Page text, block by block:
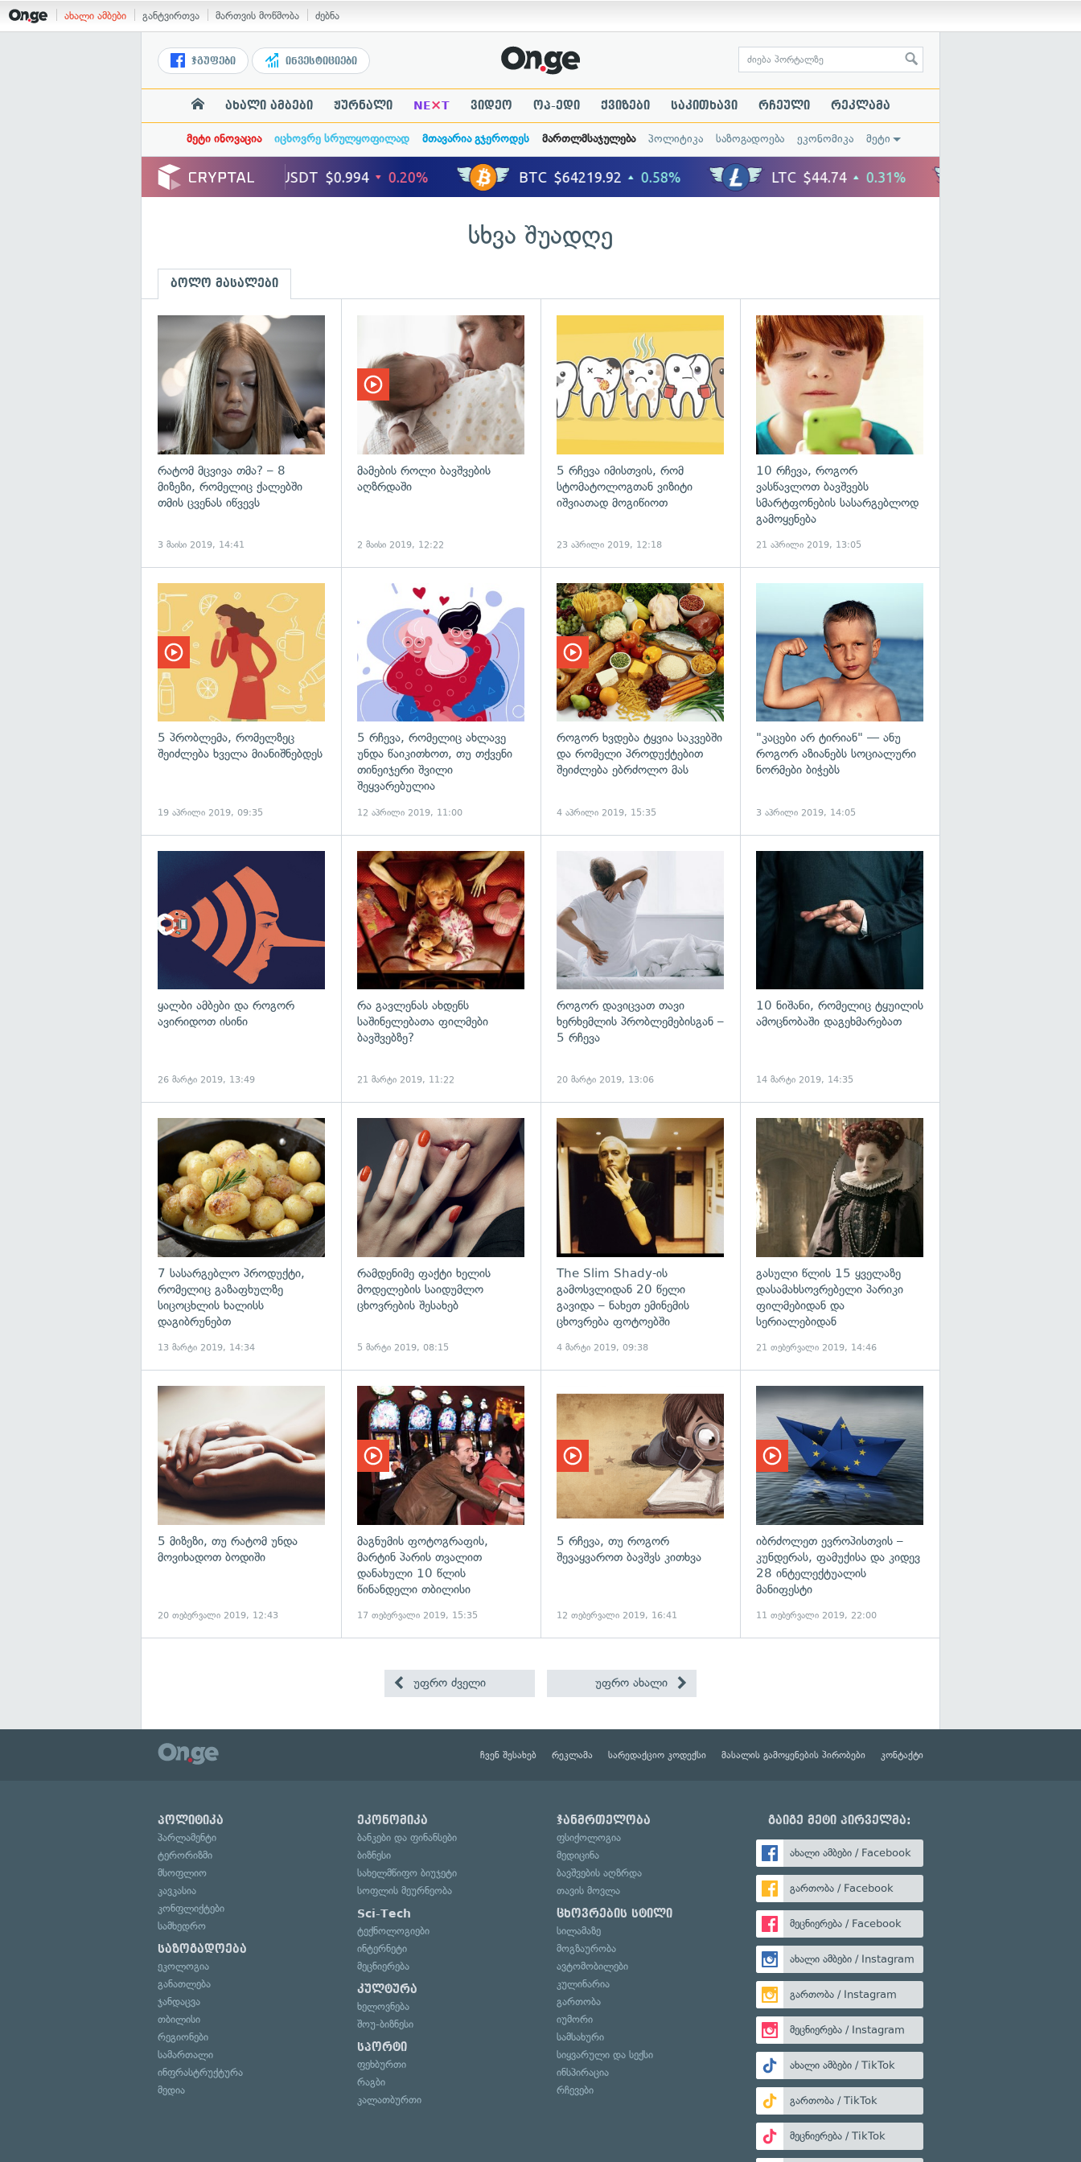
ახალი ამბები განტვირთვა მართვის მოწმობა ძებნა
ჯგუფები ინვესტიციები
ახალი ამბები ჟურნალი NE×T ვიდეო ოპ-ედი ქვიზები საკითხავი რჩეული რეკლამა
მეტი ინოვაცია იცხოვრე სრულყოფილად მთავარია გჯეროდეს მართლმსაჯულება პოლიტიკა საზოგადოება ეკონომიკა მეტი
სხვა შუადღე
ბოლო მასალები
რატომ მცვივა თმა? – 8
მიზეზი, რომელიც ქალებში
თმის ცვენას იწვევს
3 მაისი 2019, 14:41
მამების როლი ბავშვების
აღზრდაში
2 მაისი 2019, 12:22
5 რჩევა იმისთვის, რომ
სტომატოლოგთან ვიზიტი
იშვიათად მოგიწიოთ
23 აპრილი 2019, 12:18
10 რჩევა, როგორ
ვასწავლოთ ბავშვებს
სმარტფონების სასარგებლოდ
გამოყენება
21 აპრილი 2019, 13:05
5 პრობლემა, რომელზეც
შეიძლება ხველა მიანიშნებდეს
19 აპრილი 2019, 09:35
გადახედვა
5 რჩევა, რომელიც ახლავე
უნდა წაიკითხოთ, თუ თქვენი
თინეიჯერი შვილი
შეყვარებულია
12 აპრილი 2019, 11:00
როგორ ხვდება ტყვია საკვებში
და რომელი პროდუქტებით
შეიძლება ებრძოლო მას
4 აპრილი 2019, 15:35
"კაცები არ ტირიან" — ანუ
როგორ აზიანებს სოციალური
ნორმები ბიჭებს
3 აპრილი 2019, 14:05
გადახედვა
ყალბი ამბები და როგორ
ავირიდოთ ისინი
26 მარტი 2019, 13:49
გადახედვა
რა გავლენას ახდენს
საშინელებათა ფილმები
ბავშვებზე?
21 მარტი 2019, 11:22
როგორ დავიცვათ თავი
ხერხემლის პრობლემებისგან –
5 რჩევა
20 მარტი 2019, 13:06
10 ნიშანი, რომელიც ტყუილის
ამოცნობაში დაგეხმარებათ
14 მარტი 2019, 14:35
გადახედვა
7 სასარგებლო პროდუქტი,
რომელიც გაზაფხულზე
სიცოცხლის ხალისს
დაგიბრუნებთ
13 მარტი 2019, 14:34
რამდენიმე ფაქტი ხელის
მოდელების საიდუმლო
ცხოვრების შესახებ
5 მარტი 2019, 08:15
The Slim Shady-ის
გამოსვლიდან 20 წელი
გავიდა – ნახეთ ემინემის
ცხოვრება ფოტოებში
4 მარტი 2019, 09:38
გასული წლის 15 ყველაზე
დასამახსოვრებელი პარიკი
ფილმებიდან და
სერიალებიდან
21 თებერვალი 2019, 14:46
5 მიზეზი, თუ რატომ უნდა
მოვიხადოთ ბოდიში
20 თებერვალი 2019, 12:43
მაგნუმის ფოტოგრაფის,
მარტინ პარის თვალით
დანახული 10 წლის
წინანდელი თბილისი
17 თებერვალი 2019, 15:35
5 რჩევა, თუ როგორ
შევაყვაროთ ბავშვს კითხვა
12 თებერვალი 2019, 16:41
იბრძოლეთ ევროპისთვის –
კუნდერას, ფამუქისა და კიდევ
28 ინტელექტუალის
მანიფესტი
11 თებერვალი 2019, 22:00
უფრო ძველი უფრო ახალი
ჩვენ შესახებ რეკლამა სარედაქციო კოდექსი მასალის გამოყენების პირობები კონტაქტი
პოლიტიკა
პარლამენტი
ტერორიზმი
მსოფლიო
კავკასია
კონფლიქტები
სამხედრო
საზოგადოება
ეკოლოგია
განათლება
ჯანდაცვა
თბილისი
რეგიონები
სამართალი
ინფრასტრუქტურა
მედია
ეკონომიკა
ბანკები და ფინანსები
ბიზნესი
სახელმწიფო ბიუჯეტი
სოფლის მეურნეობა
Sci-Tech
ტექნოლოგიები
ინტერნეტი
მეცნიერება
კულტურა
ხელოვნება
შოუ-ბიზნესი
სპორტი
ფეხბურთი
რაგბი
კალათბურთი
ჯანმრთელობა
ფსიქოლოგია
მედიცინა
ბავშვების აღზრდა
თავის მოვლა
ცხოვრების სტილი
სილამაზე
მოგზაურობა
ავტომობილები
კულინარია
გართობა
იუმორი
სამსახური
სიყვარული და სექსი
ინსპირაცია
რჩევები
გაიგე მეტი პირველმა:
ახალი ამბები / Facebook
გართობა / Facebook
მეცნიერება / Facebook
ახალი ამბები / Instagram
გართობა / Instagram
მეცნიერება / Instagram
ახალი ამბები / TikTok
გართობა / TikTok
მეცნიერება / TikTok